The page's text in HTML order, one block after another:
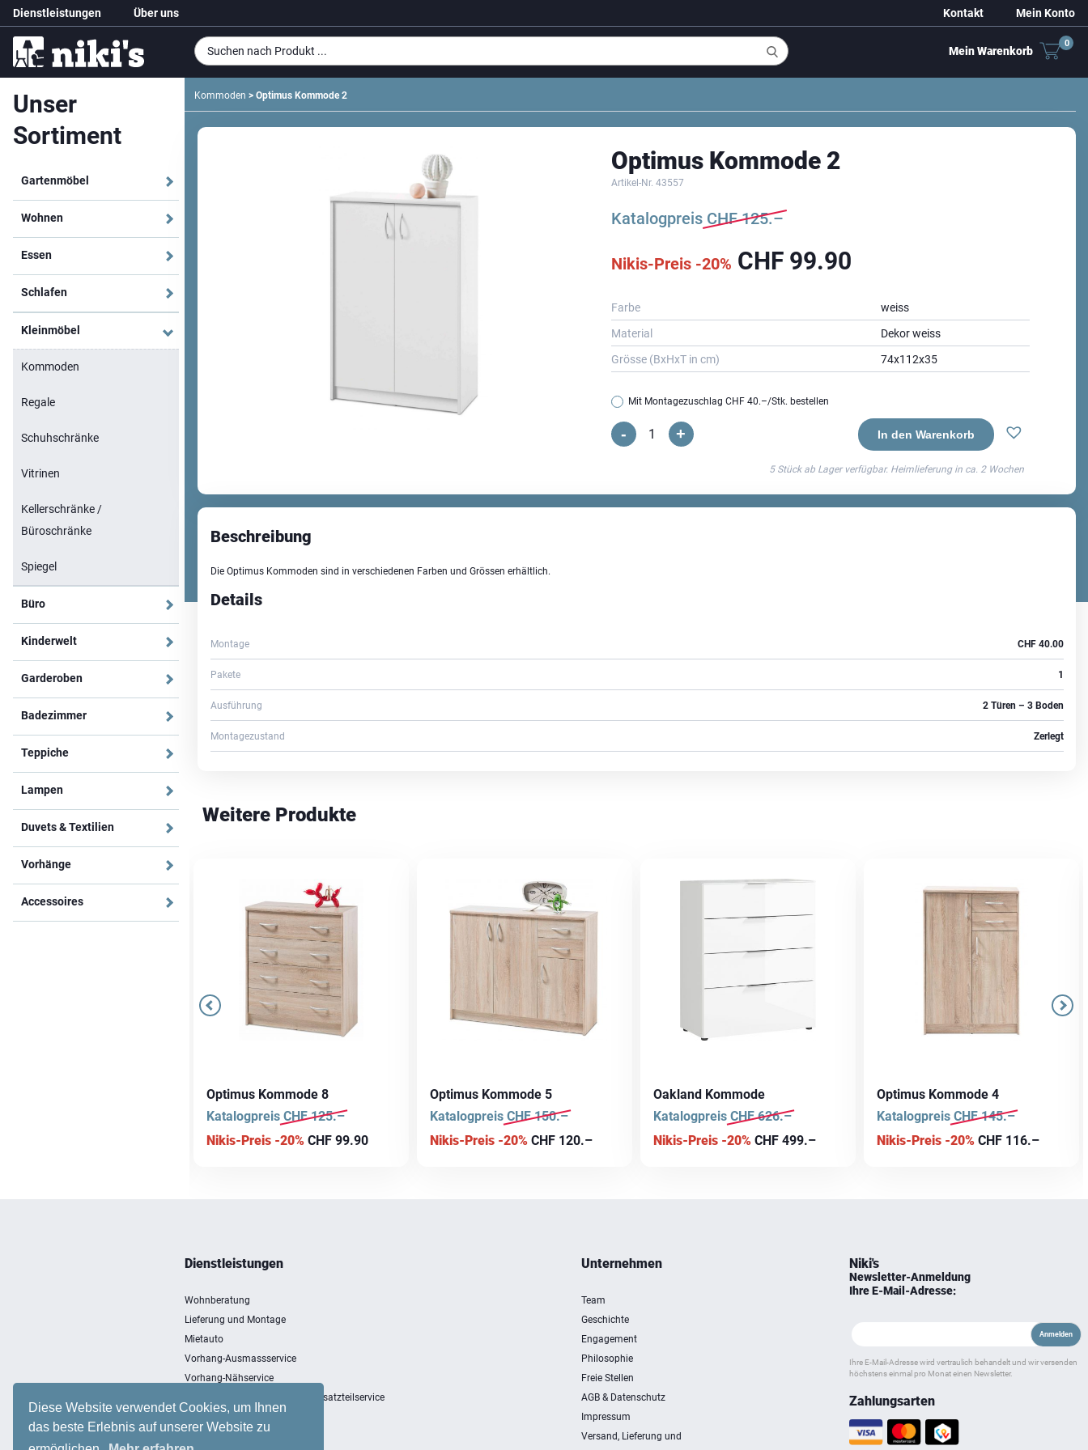
Diese Website verwendet Cookies, um Ihnen
das beste Erlebnis auf unserer Website zu
Dienstleistungen Über uns Kontakt Mein Konto
Mein Warenkorb
0
Unser
Sortiment
Gartenmöbel
Wohnen
Essen
Schlafen
Kleinmöbel
Kommoden
Regale
Schuhschränke
Vitrinen
Kellerschränke /
Büroschränke
Spiegel
Büro
Kinderwelt
Garderoben
Badezimmer
Teppiche
Lampen
Duvets & Textilien
Vorhänge
Accessoires
Kommoden > Optimus Kommode 2
Optimus Kommode 2
Artikel-Nr. 43557
Katalogpreis CHF125.–
Nikis-Preis -20% CHF99.90
Farbe
weiss
Material
Dekor weiss
Grösse (BxHxT in cm)
74x112x35
Mit Montagezuschlag CHF 40.–/Stk. bestellen
-
Optimus
Menge
+ In den Warenkorb
5 Stück ab Lager verfügbar. Heimlieferung in ca. 2 Wochen
Beschreibung
Die Optimus Kommoden sind in verschiedenen Farben und Grössen erhältlich.
Details
Montage CHF 40.00
Pakete 1
Ausführung 2 Türen – 3 Boden
Montagezustand Zerlegt
Weitere Produkte
Optimus Kommode 8
Katalogpreis CHF125.–
Nikis-Preis -20% CHF 99.90
Optimus Kommode 5
Katalogpreis CHF150.–
Nikis-Preis -20% CHF 120.–
Oakland Kommode
Katalogpreis CHF626.–
Nikis-Preis -20% CHF 499.–
Optimus Kommode 4
Katalogpreis CHF145.–
Nikis-Preis -20% CHF 116.–
Dienstleistungen
Wohnberatung
Lieferung und Montage
Mietauto
Vorhang-Ausmassservice
Vorhang-Nähservice
Entsorgung, Einlagerung und Ersatzteilservice
Unternehmen
Team
Geschichte
Engagement
Philosophie
Freie Stellen
AGB & Datenschutz
Impressum
Versand, Lieferung und
Niki's
Newsletter-Anmeldung
Ihre E-Mail-Adresse:
Ihre E-Mail-Adresse wird vertraulich behandelt und wir versenden
höchstens einmal pro Monat einen Newsletter.
Zahlungsarten